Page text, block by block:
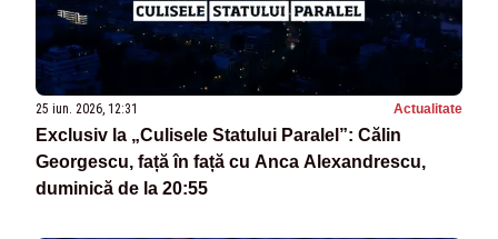
25 iun. 2026, 12:31 Actualitate
Exclusiv la „Culisele Statului Paralel”: Călin
Georgescu, față în față cu Anca Alexandrescu,
duminică de la 20:55